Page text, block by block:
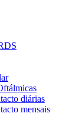
diárias
mensais